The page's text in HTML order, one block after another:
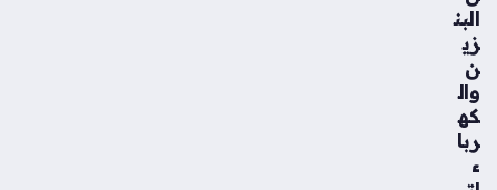
البن
زي
ن
وال
كه
ربا
ء